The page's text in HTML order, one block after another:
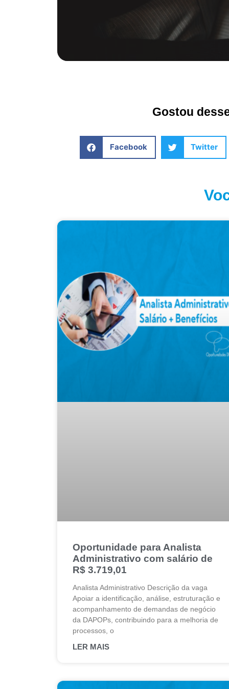
Gostou
Facebook Twitter
Oportunidade para Analista
Administrativo com salário de
R$ 3.719,01
Analista Administrativo Descrição da vaga
Apoiar a identificação, análise, estruturação e
acompanhamento de demandas de negócio
da DAPOPs, contribuindo para a melhoria de
processos, o
LER MAIS